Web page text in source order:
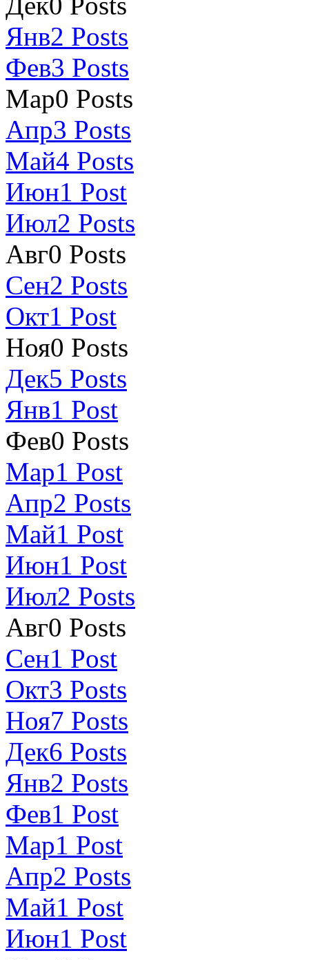
Янв2 Posts
Фев3 Posts
Мар0 Posts
Апр3 Posts
Май4 Posts
Июн1 Post
Июл2 Posts
Авг0 Posts
Сен2 Posts
Окт1 Post
Ноя0 Posts
Дек5 Posts
Янв1 Post
Фев0 Posts
Мар1 Post
Апр2 Posts
Май1 Post
Июн1 Post
Июл2 Posts
Авг0 Posts
Сен1 Post
Окт3 Posts
Ноя7 Posts
Дек6 Posts
Янв2 Posts
Фев1 Post
Мар1 Post
Апр2 Posts
Май1 Post
Июн1 Post